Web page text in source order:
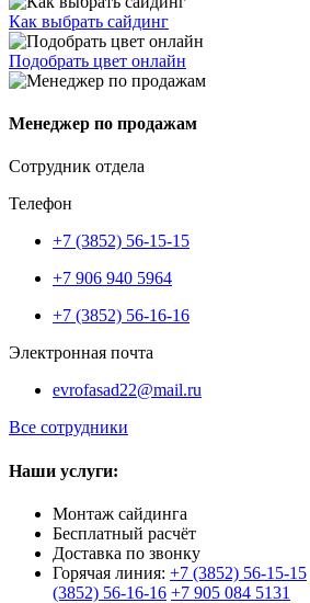
Как выбрать сайдинг
Подобрать цвет онлайн
Менеджер по продажам
Сотрудник отдела
Телефон
+7 (3852) 56-15-15
+7 906 940 5964
+7 (3852) 56-16-16
Электронная почта
evrofasad22@mail.ru
Все сотрудники
Наши услуги:
Монтаж сайдинга
Бесплатный расчёт
Доставка по звонку
Горячая линия: +7 (3852) 56-15-15
(3852) 56-16-16 +7 905 084 5131